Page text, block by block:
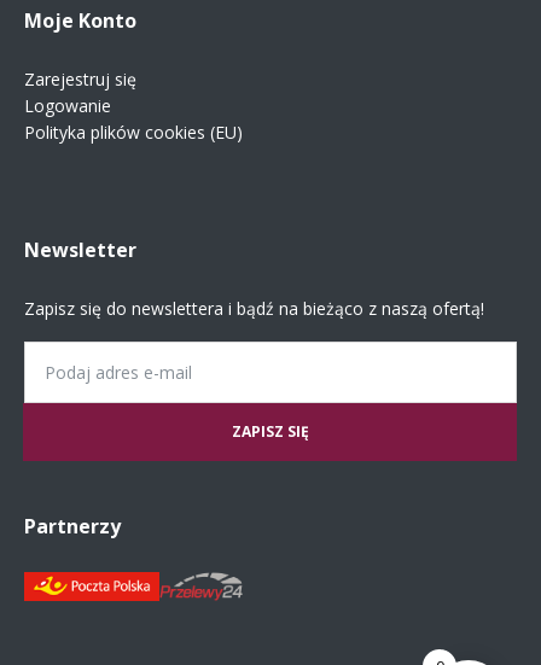
Moje Konto
Zarejestruj się
Logowanie
Polityka plików cookies (EU)
Newsletter
Zapisz się do newslettera i bądź na bieżąco z naszą ofertą!
Partnerzy